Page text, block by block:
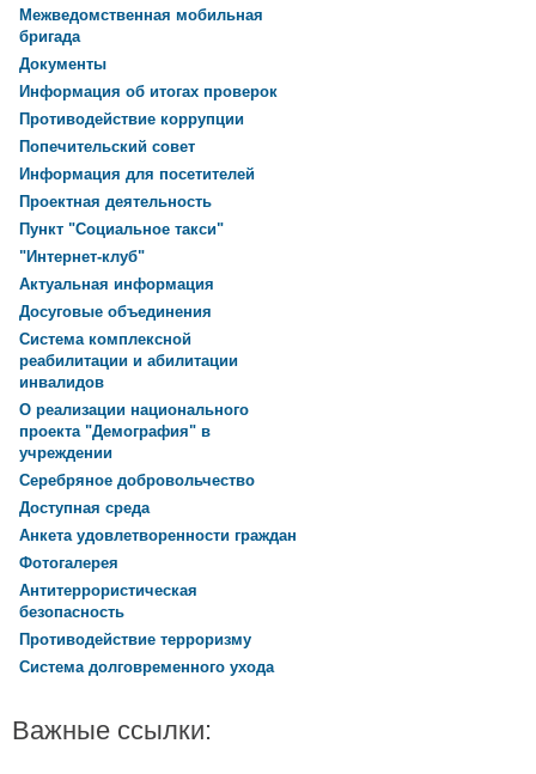
Межведомственная мобильная
бригада
Документы
Информация об итогах проверок
Противодействие коррупции
Попечительский совет
Информация для посетителей
Проектная деятельность
Пункт "Социальное такси"
"Интернет-клуб"
Актуальная информация
Досуговые объединения
Система комплексной
реабилитации и абилитации
инвалидов
О реализации национального
проекта "Демография" в
учреждении
Серебряное добровольчество
Доступная среда
Анкета удовлетворенности граждан
Фотогалерея
Антитеррористическая
безопасность
Противодействие терроризму
Система долговременного ухода
Важные ссылки: